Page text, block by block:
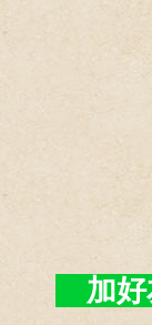
加好